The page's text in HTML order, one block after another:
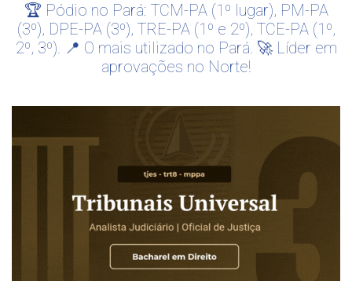
🏆 Pódio no Pará: TCM-PA (1º lugar), PM-PA
(3º), DPE-PA (3º), TRE-PA (1º e 2º), TCE-PA (1º,
2º, 3º). 📍 O mais utilizado no Pará. 🚀 Líder em
aprovações no Norte!